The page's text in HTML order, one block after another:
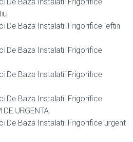
De Baza Instalatii Frigorifice
De Baza Instalatii Frigorifice ieftin
De Baza Instalatii Frigorifice
De Baza Instalatii Frigorifice
De Baza Instalatii Frigorifice
DE URGENTA
De Baza Instalatii Frigorifice urgent